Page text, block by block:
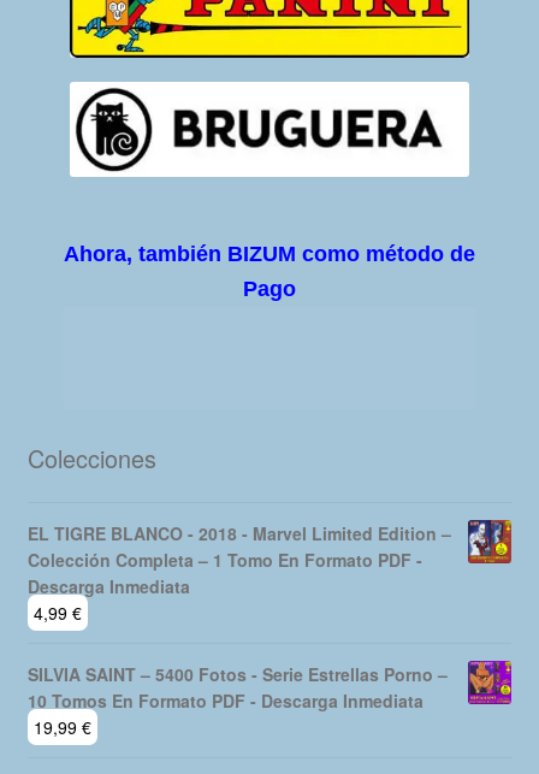
Ahora, también BIZUM como método de
Pago
Colecciones
EL TIGRE BLANCO - 2018 - Marvel Limited Edition –
Colección Completa – 1 Tomo En Formato PDF -
Descarga Inmediata
4,99 €
SILVIA SAINT – 5400 Fotos - Serie Estrellas Porno –
10 Tomos En Formato PDF - Descarga Inmediata
19,99 €